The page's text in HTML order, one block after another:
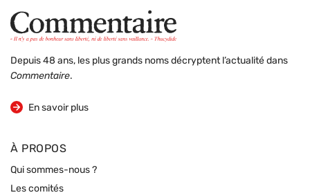
Depuis 48 ans, les plus grands noms décryptent l’actualité dans
Commentaire.
En savoir plus
sur la revue
À PROPOS
Qui sommes-nous ?
Les comités